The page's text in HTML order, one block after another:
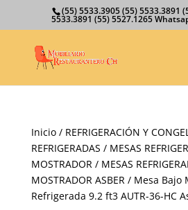
(55) 5533.3905 (55) 5533.3891
5533.3891 (55) 5527.1265
Inicio/ REFRIGERACIÓN Y
REFRIGERADAS / MESAS
MOSTRADOR/ MESAS
MOSTRADOR ASBER/ Mesa Bajo
Refrigerada 9.2 ft3 AUTR-36-HC